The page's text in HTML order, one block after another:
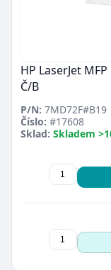
HP LaserJet
Č/B
P/N: 7MD72F#B19
Číslo: #17608
Sklad: Skladem